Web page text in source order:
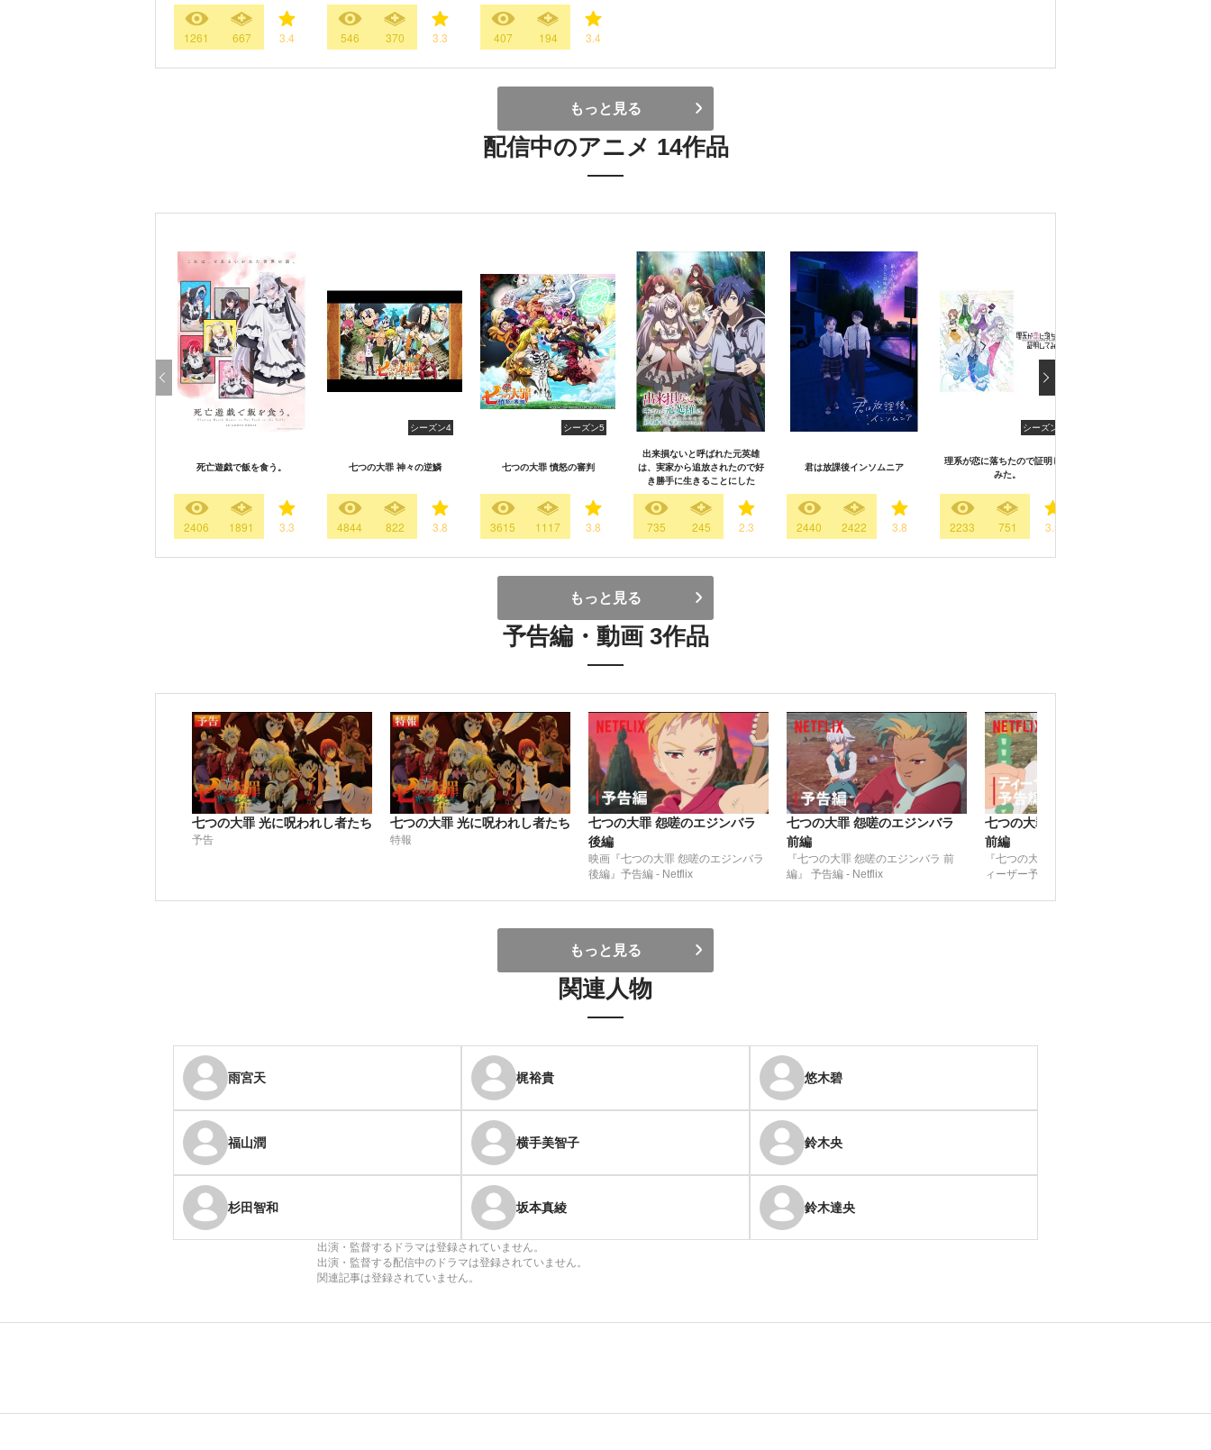
1261 667 3.4 546 370 3.3 407 194 3.4
もっと見る
配信中のアニメ 14作品
死亡遊戯で飯を食う。
2406 1891 3.3
シーズン4
七つの大罪 神々の逆鱗
4844 822 3.8
シーズン5
七つの大罪 憤怒の審判
3615 1117 3.8
出来損ないと呼ばれた元英雄
は、実家から追放されたので好
き勝手に生きることにした
735 245 2.3
君は放課後インソムニア
2440 2422 3.8
シーズン1
理系が恋に落ちたので証明して
みた。
2233 751 3.5
もっと見る
予告編・動画 3作品
七つの大罪 光に呪われし者たち
予告
七つの大罪 光に呪われし者たち
特報
七つの大罪 怨嗟のエジンバラ
後編
映画『七つの大罪 怨嗟のエジンバラ
後編』予告編 - Netflix
七つの大罪 怨嗟のエジンバラ
前編
『七つの大罪 怨嗟のエジンバラ 前
編』 予告編 - Netflix
七つの大罪 怨嗟のエジンバラ
前編
『七つの大罪 怨嗟のエジンバラ』 テ
ィーザー予告編 - Netflix
もっと見る
関連人物
雨宮天 梶裕貴 悠木碧
福山潤 横手美智子 鈴木央
杉田智和 坂本真綾 鈴木達央
出演・監督するドラマは登録されていません。
出演・監督する配信中のドラマは登録されていません。
関連記事は登録されていません。